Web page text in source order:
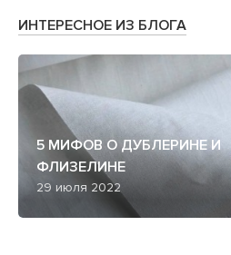
ИНТЕРЕСНОЕ ИЗ БЛОГА
5 МИФОВ О ДУБЛЕРИНЕ И
ФЛИЗЕЛИНЕ
29 июля 2022